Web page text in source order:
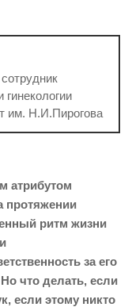
им. Н.И.Пирогова
атрибутом
протяжении
ритм жизни
за его
что делать, если
если этому никто